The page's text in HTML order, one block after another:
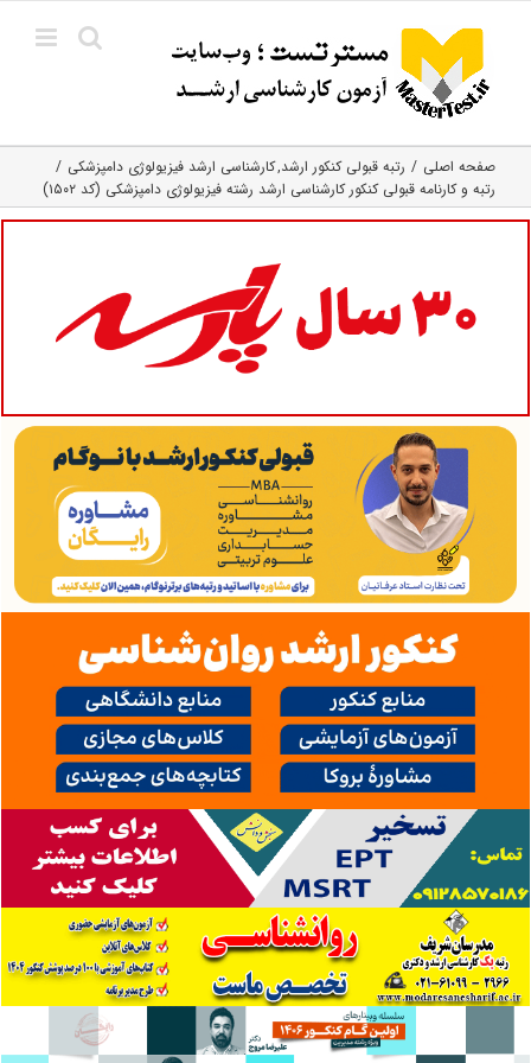
content
صفحه اصلی رتبه قبولی کنکور ارشد کارشناسی ارشد فیزیولوژی دامپزشکی
رتبه و کارنامه قبولی کنکور کارشناسی ارشد رشته فیزیولوژی دامپزشکی (کد ۱۵۰۲)